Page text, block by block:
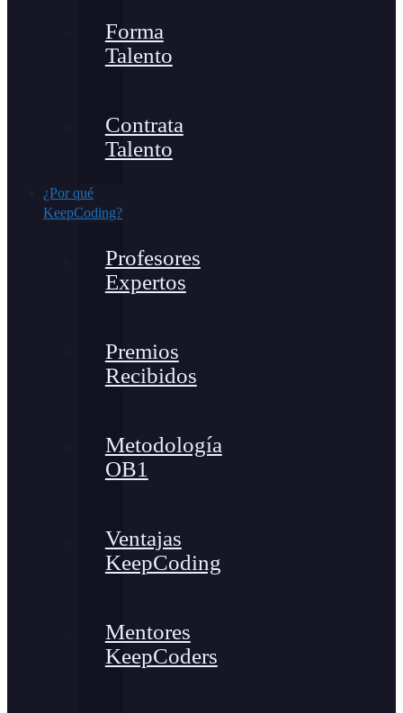
Forma
Talento
Contrata
Talento
¿Por qué
KeepCoding?
Profesores
Expertos
Premios
Recibidos
Metodología
OB1
Ventajas
KeepCoding
Mentores
KeepCoders